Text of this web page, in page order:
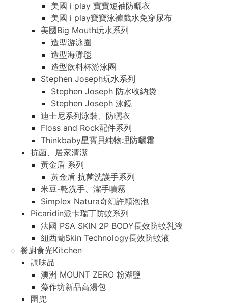
美國 i play 寶寶短袖防曬衣
美國 i play寶寶泳褲戲水免穿尿布
美國Big Mouth玩水系列
造型游泳圈
造型海灘毯
造型飲料杯游泳圈
Stephen Joseph玩水系列
Stephen Joseph 防水收納袋
Stephen Joseph 泳鏡
迪士尼系列泳裝、防曬衣
Floss and Rock配件系列
Thinkbaby星寶貝純物理防曬霜
抗菌、居家清潔
黃金盾 系列
黃金盾 抗菌洗護手系列
米豆-乾洗手、潔手噴霧
Simplex Natura奇幻許願泡泡
Picaridin派卡瑞丁防蚊系列
法國 PSA SKIN 2P BODY長效防蚊乳液
紐西蘭Skin Technology長效防蚊液
餐廚食光Kitchen
調味品
澳洲 MOUNT ZERO 粉湖鹽
藻作坊新品高湯包
圍兜